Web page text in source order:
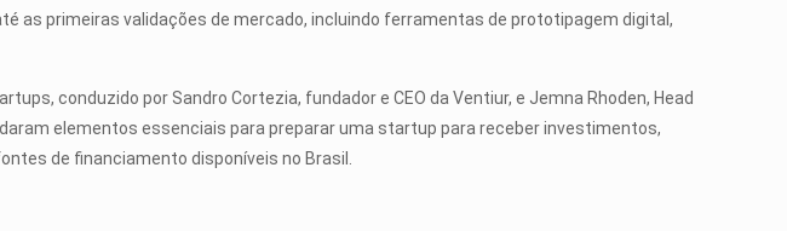
as primeiras validações de mercado, incluindo ferramentas de prototipagem digital,
conduzido por Sandro Cortezia, fundador e CEO da Ventiur, e Jemna Rhoden, Head
elementos essenciais para preparar uma startup para receber investimentos,
de financiamento disponíveis no Brasil.